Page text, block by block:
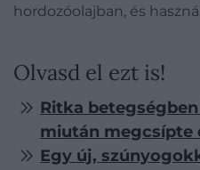
hordozóolajban, és
Olvasd el ezt is!
Ritka
miután megcsípte
Egy új,